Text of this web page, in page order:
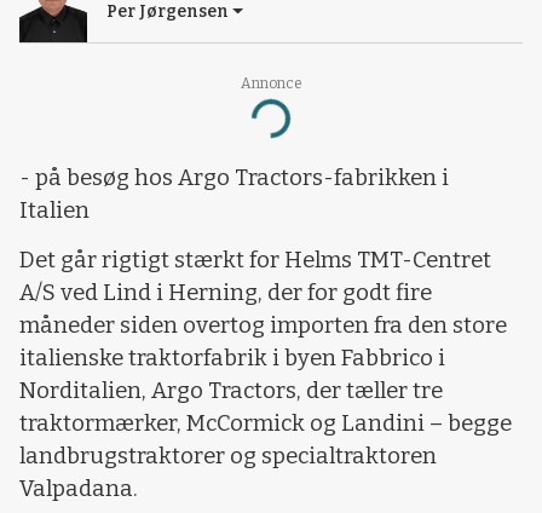
Annonce
Loading...
Per Jørgensen
- på besøg hos Argo Tractors-fabrikken i
Italien
Det går rigtigt stærkt for Helms TMT-Centret
A/S ved Lind i Herning, der for godt fire
måneder siden overtog importen fra den store
italienske traktorfabrik i byen Fabbrico i
Norditalien, Argo Tractors, der tæller tre
traktormærker, McCormick og Landini – begge
landbrugstraktorer og specialtraktoren
Valpadana.